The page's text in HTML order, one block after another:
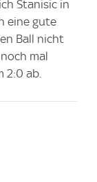
Stanisic in
eine gute
Ball nicht
mal
2:0 ab.